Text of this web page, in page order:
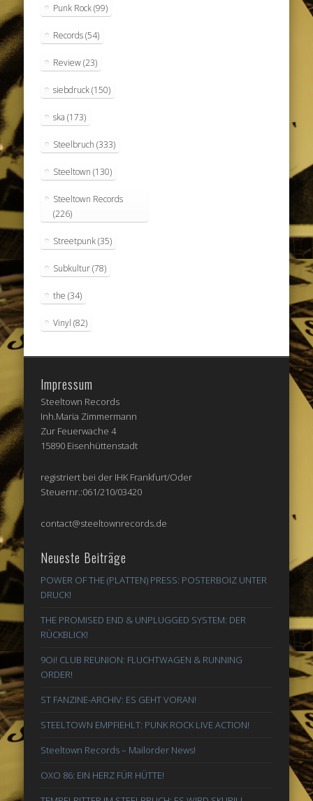
Punk Rock(99)
Records(54)
Review(23)
siebdruck(150)
ska (173)
Steelbruch (333)
Steeltown (130)
Steeltown Records
(226)
Streetpunk(35)
Subkultur(78)
the (34)
Vinyl (82)
Impressum
Steeltown Records
Inh.Maria Zimmermann
Zur Feuerwache 4
15890 Eisenhüttenstadt
registriert bei der IHK Frankfurt/Oder
Steuernr.:061/210/03420
contact@steeltownrecords.de
Neueste Beiträge
POWER OF THE (PLATTEN) PRESS: POSTERBOIZ UNTER
DRUCK!
THE PROMISED END & UNPLUGGED SYSTEM: DER
RÜCKBLICK!
9Oi! CLUB REUNION: FLUCHTWAGEN & RUNNING
ORDER!
ST FANZINE-ARCHIV: ES GEHT VORAN!
STEELTOWN EMPFIEHLT: PUNK ROCK LIVE ACTION!
Steeltown Records – Mailorder News!
OXO 86: EIN HERZ FÜR HÜTTE!